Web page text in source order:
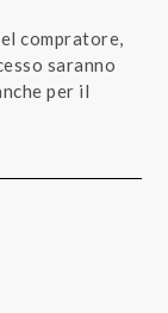
compratore,
saranno
per il